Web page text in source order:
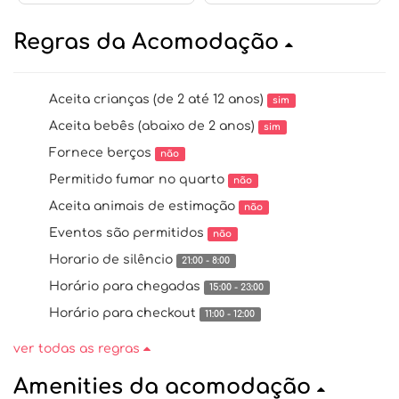
Regras da Acomodação
Aceita crianças (de 2 até 12 anos) sim
Aceita bebês (abaixo de 2 anos) sim
Fornece berços não
Permitido fumar no quarto não
Aceita animais de estimação não
Eventos são permitidos não
Horario de silêncio 21:00 - 8:00
Horário para chegadas 15:00 - 23:00
Horário para checkout 11:00 - 12:00
ver todas as regras
Amenities da acomodação